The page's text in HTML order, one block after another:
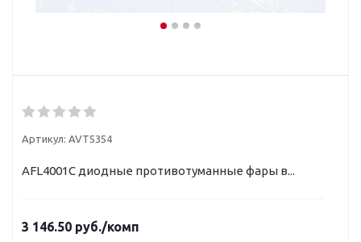
Артикул: AVT5354
AFL4001C диодные противотуманные фары в...
3 146.50 руб./комп